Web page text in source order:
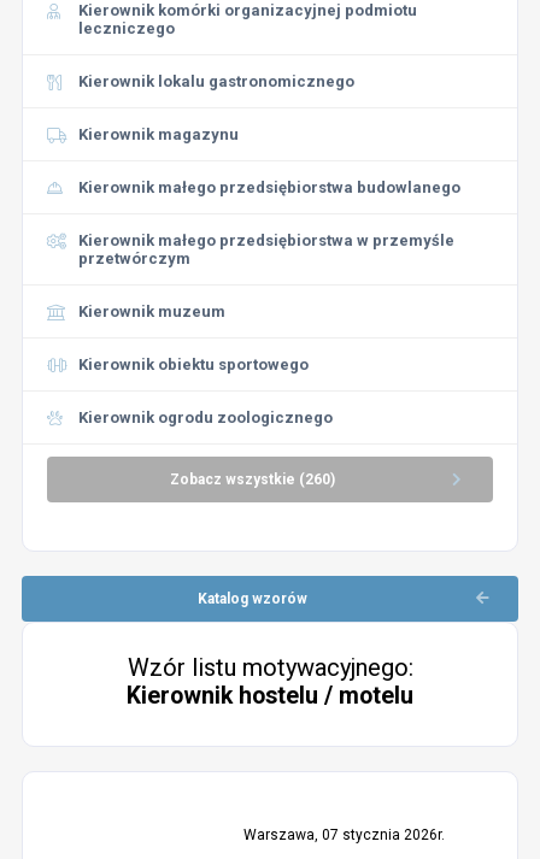
Kierownik komórki organizacyjnej podmiotu
leczniczego
Kierownik lokalu gastronomicznego
Kierownik magazynu
Kierownik małego przedsiębiorstwa budowlanego
Kierownik małego przedsiębiorstwa w przemyśle
przetwórczym
Kierownik muzeum
Kierownik obiektu sportowego
Kierownik ogrodu zoologicznego
Zobacz wszystkie (260)
Katalog wzorów
Wzór listu motywacyjnego:
Kierownik hostelu / motelu
Warszawa, 07 stycznia 2026r.